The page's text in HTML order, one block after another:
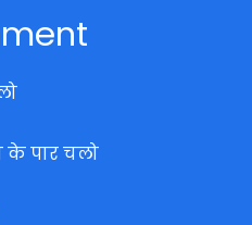
के पार चलो